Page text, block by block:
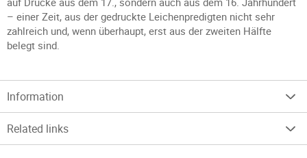
– einer Zeit, aus der gedruckte Leichenpredigten nicht sehr
zahlreich und, wenn überhaupt, erst aus der zweiten Hälfte
belegt sind.
Information
Related links